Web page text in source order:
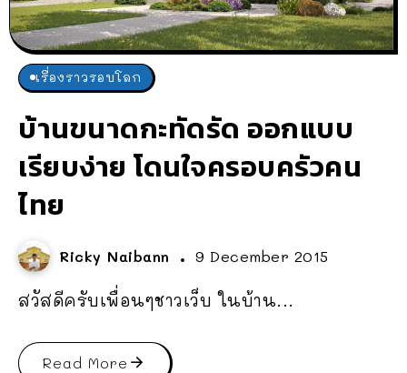
เรื่องราวรอบโลก
บ้านขนาดกะทัดรัด ออกแบบ
เรียบง่าย โดนใจครอบครัวคน
ไทย
Ricky Naibann 9 December 2015
สวัสดีครับเพื่อนๆชาวเว็บ ในบ้าน...
Read More